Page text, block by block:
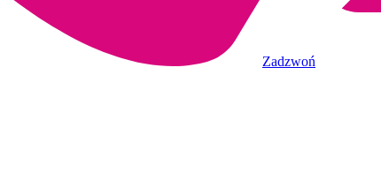
Zadzwoń